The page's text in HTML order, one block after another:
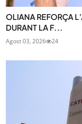
OLIANA REFORÇA
DURANT LA F...
Agost 03, 2026 24